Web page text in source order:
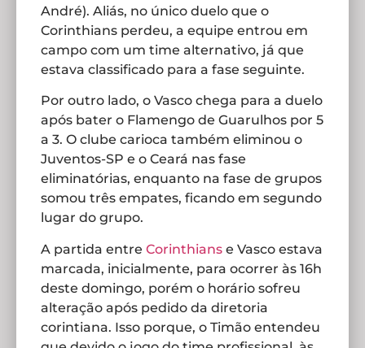
André). Aliás, no único duelo que o
Corinthians perdeu, a equipe entrou em
campo com um time alternativo, já que
estava classificado para a fase seguinte.
Por outro lado, o Vasco chega para a duelo
após bater o Flamengo de Guarulhos por 5
a 3. O clube carioca também eliminou o
Juventos-SP e o Ceará nas fase
eliminatórias, enquanto na fase de grupos
somou três empates, ficando em segundo
lugar do grupo.
A partida entre Corinthians e Vasco estava
marcada, inicialmente, para ocorrer às 16h
deste domingo, porém o horário sofreu
alteração após pedido da diretoria
corintiana. Isso porque, o Timão entendeu